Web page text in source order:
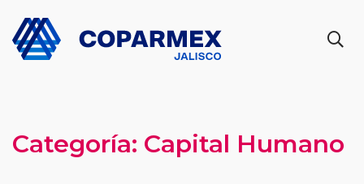
Categoría: Capital Humano